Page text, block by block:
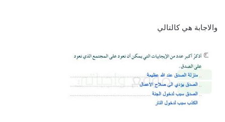
والاجابة هي كالتالي